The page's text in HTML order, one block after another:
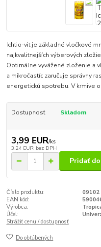
Ichtio-vit je základné vločkové
najkvalitnejších výberových
Optimálne vyvážené zloženie a
a mikročastíc zaručuje správny
energetickú spotrebu. V krmive
Dostupnosť Skladom
3,99 EUR/ks
3,24 EUR bez DPH
Pridať
Číslo produktu:
09102
EAN kód:
Výrobca:
Účel:
Strážiť cenu / dostupnosť
Do obľúbených